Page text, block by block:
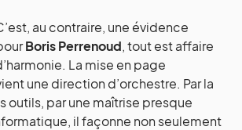
au contraire, une évidence
Boris Perrenoud, tout est affaire
La mise en page
une direction d’orchestre. Par la
outils, par une maîtrise presque
il façonne non seulement